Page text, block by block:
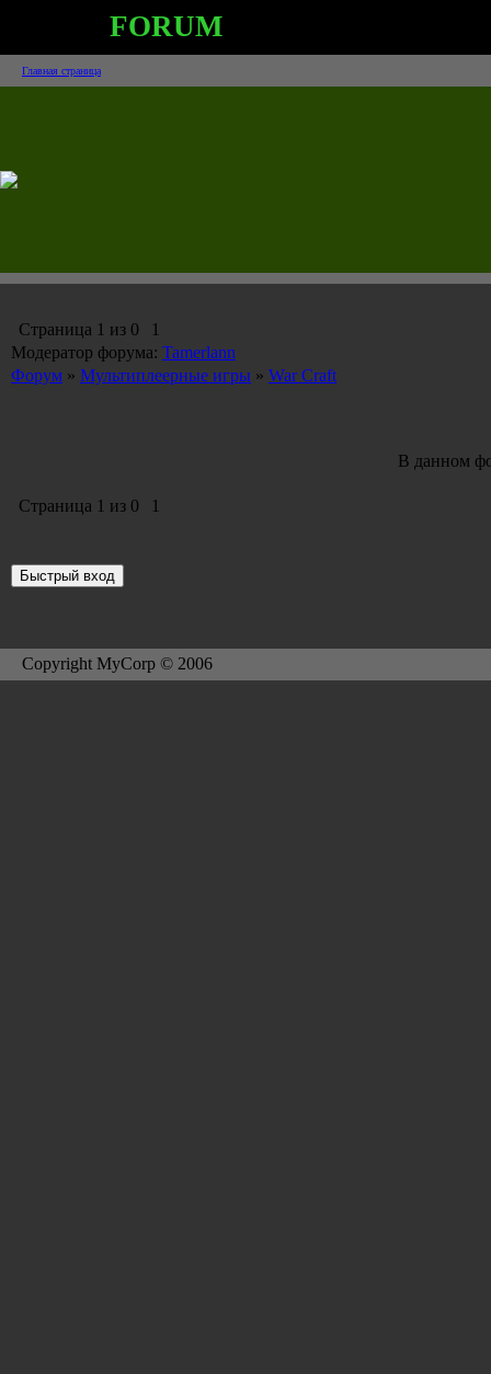
FORUM
Главная страница
Страница 1 из 0
1
Модератор форума: Tamerlann
Форум » Мультиплеерные игры » War Craft
В данном
Страница 1 из 0 1
Copyright MyCorp © 2006